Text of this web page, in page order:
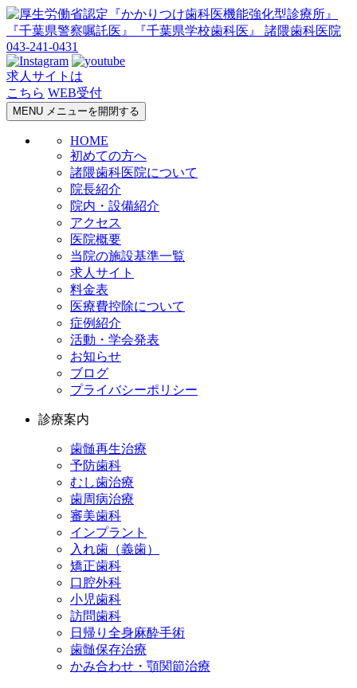
043-241-0431
求人サイトは
こちら WEB受付
MENU メニューを開閉する
HOME
初めての方へ
諸隈歯科医院について
院長紹介
院内・設備紹介
アクセス
医院概要
当院の施設基準一覧
求人サイト
料金表
医療費控除について
症例紹介
活動・学会発表
お知らせ
ブログ
プライバシーポリシー
診療案内
歯髄再生治療
予防歯科
むし歯治療
歯周病治療
審美歯科
インプラント
入れ歯（義歯）
矯正歯科
口腔外科
小児歯科
訪問歯科
日帰り全身麻酔手術
歯髄保存治療
かみ合わせ・顎関節治療